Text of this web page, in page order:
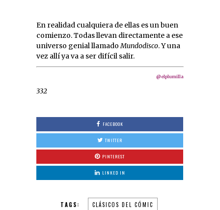
En realidad cualquiera de ellas es un buen
comienzo. Todas llevan directamente a ese
universo genial llamadoMundodisco. Y una
vez allí ya va a ser difícil salir.
@elplumilla
332
FACEBOOK
TWITTER
PINTEREST
LINKED IN
TAGS: CLÁSICOS DEL CÓMIC